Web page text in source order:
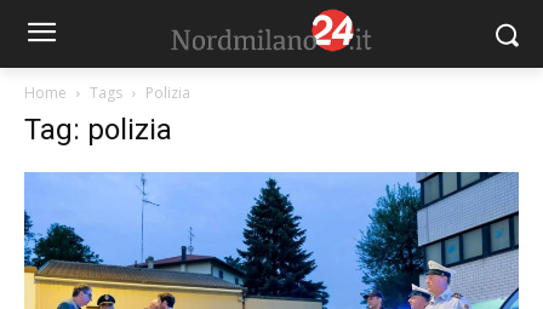
Home Tags Polizia
Tag: polizia